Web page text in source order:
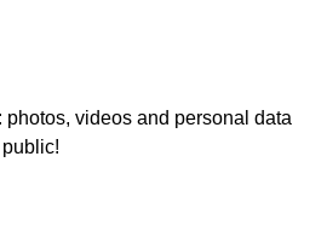
photos, videos and personal data